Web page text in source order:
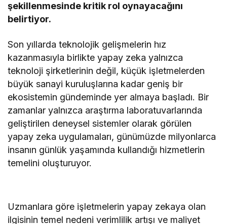
şekillenmesinde kritik rol oynayacağını
belirtiyor.
Son yıllarda teknolojik gelişmelerin hız
kazanmasıyla birlikte yapay zeka yalnızca
teknoloji şirketlerinin değil, küçük işletmelerden
büyük sanayi kuruluşlarına kadar geniş bir
ekosistemin gündeminde yer almaya başladı. Bir
zamanlar yalnızca araştırma laboratuvarlarında
geliştirilen deneysel sistemler olarak görülen
yapay zeka uygulamaları, günümüzde milyonlarca
insanın günlük yaşamında kullandığı hizmetlerin
temelini oluşturuyor.
Uzmanlara göre işletmelerin yapay zekaya olan
ilgisinin temel nedeni verimlilik artışı ve maliyet